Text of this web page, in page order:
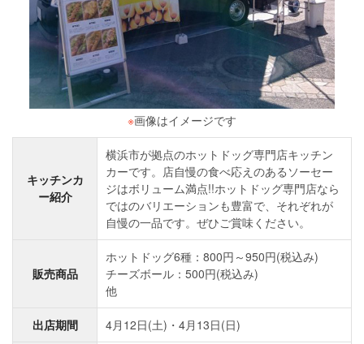
※画像はイメージです
キッチンカ
ー紹介
横浜市が拠点のホットドッグ専門店キッチン
カーです。店自慢の食べ応えのあるソーセー
ジはボリューム満点!!ホットドッグ専門店なら
ではのバリエーションも豊富で、それぞれが
自慢の一品です。ぜひご賞味ください。
販売商品
ホットドッグ6種：800円～950円(税込み)
チーズボール：500円(税込み)
他
出店期間 4月12日(土)・4月13日(日)